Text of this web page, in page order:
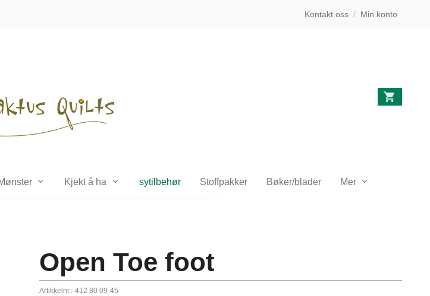
Kontakt oss / Min konto
Kjekt å ha sytilbehør Stoffpakker Bøker/blader Mer
Open Toe foot
Artikkelnr.: 412 80 09-45